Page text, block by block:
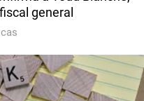
general